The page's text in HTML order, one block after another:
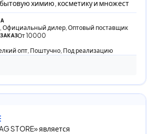
химию, косметику и множест
Официальный дилер, Оптовый поставщик
От 10000
опт, Поштучно, Под реализацию
STORE» является